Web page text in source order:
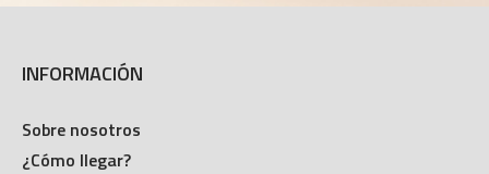
INFORMACIÓN
Sobre nosotros
¿Cómo llegar?